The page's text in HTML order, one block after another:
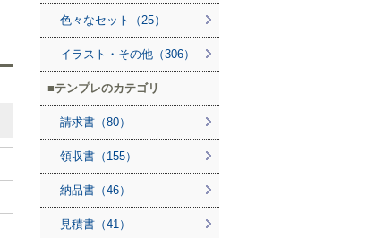
色々なセット（25）
イラスト・その他（306）
テンプレのカテゴリ
請求書（80）
領収書（155）
納品書（46）
見積書（41）